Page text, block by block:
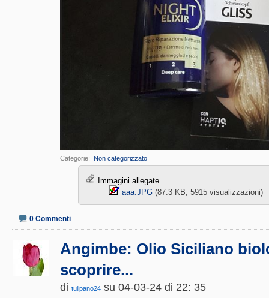
Categorie Non categorizzato
Immagini allegate
aaa.JPG‎ (87.3 KB, 5915 visualizzazioni)
0 Commenti
Angimbe: Olio Siciliano
scoprire...
di tulipano24 su 04-03-24 di 22: 35